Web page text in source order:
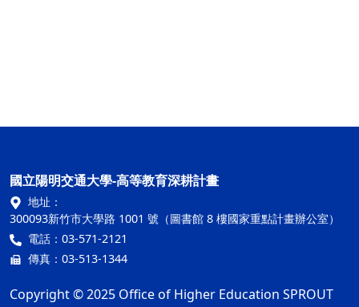
國立陽明交通大學-高等教育深耕計畫
地址：
300093新竹市大學路 1001 號（圖書館 8 樓國家重點計畫辦公室）
電話：03-571-2121
傳真：03-513-1344
Copyright © 2025 Office of Higher Education SPROUT